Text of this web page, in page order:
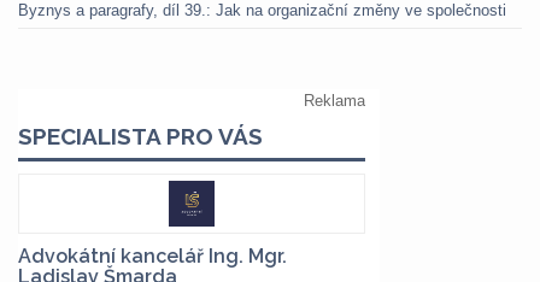
Byznys a paragrafy, díl 39.: Jak na organizační změny ve společnosti